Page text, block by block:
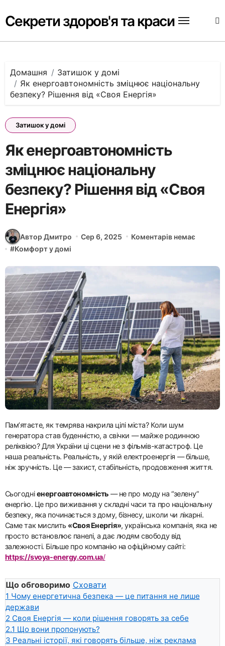
до
вмісту
Секрети здоров'я та краси
Домашня
Затишок у домі
Як енергоавтономність зміцнює національну
безпеку? Рішення від «Своя Енергія»
Затишок у домі
Як енергоавтономність
зміцнює національну
безпеку? Рішення від «Своя
Енергія»
Автор Дмитро Сер 6, 2025
Коментарів немає
#Комфорт у домі
Пам’ятаєте, як темрява накрила цілі міста? Коли шум
генератора став буденністю, а свічки — майже родинною
реліквією? Для України ці сцени не з фільмів-катастроф. Це
наша реальність. Реальність, у якій електроенергія — більше,
ніж зручність. Це — захист, стабільність, продовження життя.
Сьогодніенергоавтономність— не про моду на “зелену”
енергію. Це про виживання у складні часи та про національну
безпеку, яка починається з дому, бізнесу, школи чи лікарні.
Саме так мислить «Своя Енергія», українська компанія, яка не
просто встановлює панелі, а дає людям свободу від
залежності. Більше про компанію на офіційному сайті:
https://svoya-energy.com.ua/
Що обговоримо Сховати
1 Чому енергетична безпека — це питання не лише
держави
2 Своя Енергія — коли рішення говорять за себе
2.1 Що вони пропонують?
3 Реальні історії, які говорять більше, ніж реклама